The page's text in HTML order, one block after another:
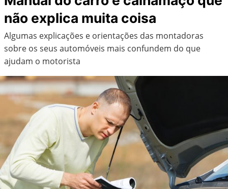
não explica muita coisa
Algumas explicações e orientações das montadoras
sobre os seus automóveis mais confundem do que
ajudam o motorista